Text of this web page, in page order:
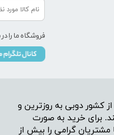
کشور دوبی به روزترین و
برای خرید به صورت
مشتریان گرامی را بیش از
فروشگاه ما را